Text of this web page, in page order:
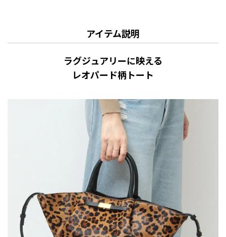
アイテム説明
ラグジュアリーに映える
レオパード柄トート